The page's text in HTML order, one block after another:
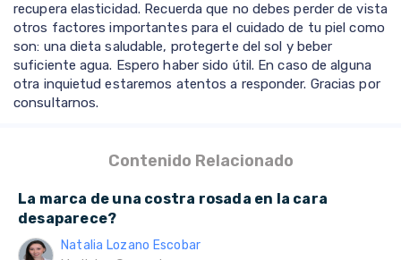
recupera elasticidad. Recuerda que no debes perder de vista
otros factores importantes para el cuidado de tu piel como
son: una dieta saludable, protegerte del sol y beber
suficiente agua. Espero haber sido útil. En caso de alguna
otra inquietud estaremos atentos a responder. Gracias por
consultarnos.
Contenido Relacionado
La marca de una costra rosada en la cara
desaparece?
Natalia Lozano Escobar